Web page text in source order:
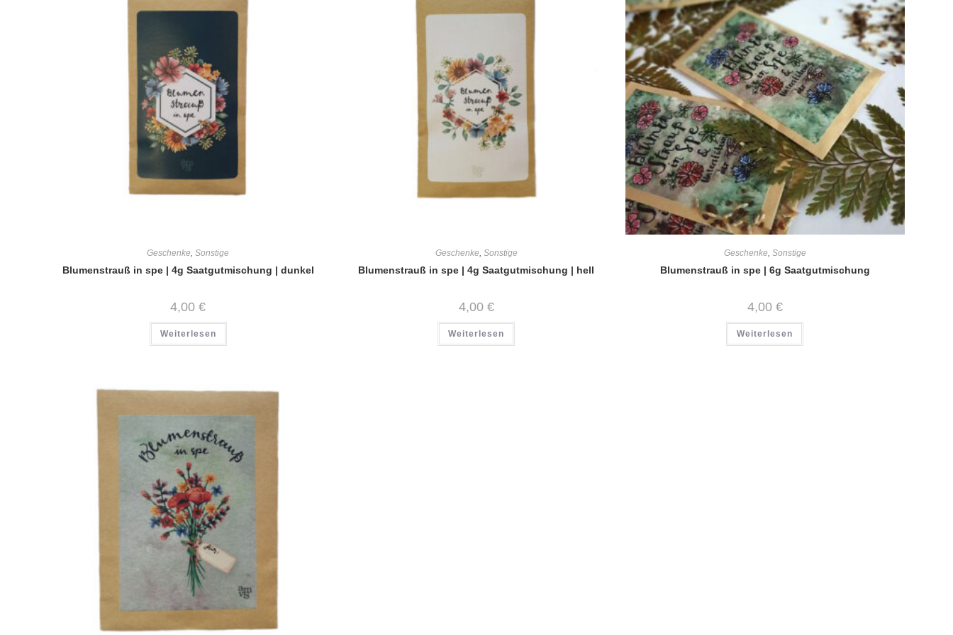
Geschenke,Sonstige
Blumenstrauß in spe | 4g Saatgutmischung | dunkel
4,00€
Weiterlesen
Geschenke, Sonstige
Blumenstrauß in spe | 4g Saatgutmischung | hell
4,00 €
Weiterlesen
Geschenke, Sonstige
Blumenstrauß in spe | 6g Saatgutmischung
4,00 €
Weiterlesen